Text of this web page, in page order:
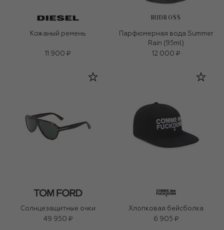
Кожаный ремень
11 900 ₽
RUDROSS
Парфюмерная вода Summer
Rain (95ml)
12 000 ₽
Солнцезащитные очки
49 950 ₽
Хлопковая бейсболка
6 905 ₽